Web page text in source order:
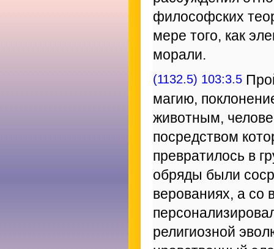
философских
мере того, как
морали.
(1132.5) 103:3.5
магию,
животным,
посредством
превратилось в
обряды были
верованиях, а со
религиозной